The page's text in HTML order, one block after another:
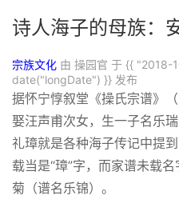
诗人海子的母族：
宗族文化 由 操园官 于 {{ "2018-
date("longDate") }} 发布
据怀宁惇叙堂《操氏宗谱》
娶汪声甫次女，生一子名乐
礼璋就是各种海子传记中提
载当是“璋”字，而家谱未载
菊（谱名乐锦）。